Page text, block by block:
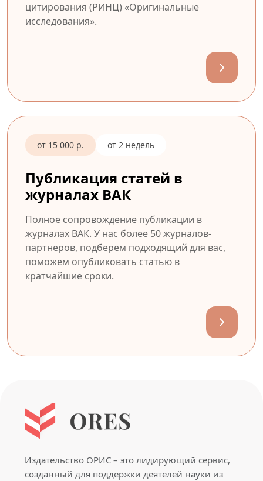
цитирования (РИНЦ) «Оригинальные
исследования».
от 15 000 р. от 2 недель
Публикация статей в
журналах ВАК
Полное сопровождение публикации в
журналах ВАК. У нас более 50 журналов-
партнеров, подберем подходящий для вас,
поможем опубликовать статью в
кратчайшие сроки.
Издательство ОРИС – это лидирующий сервис,
созданный для поддержки деятелей науки из